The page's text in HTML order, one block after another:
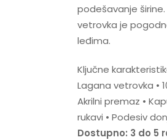
podešavanje
vetrovka je
leđima.
Ključne
Lagana vetrovka •
Akrilni premaz •
rukavi • Podesiv
Dostupno: 3 do 5